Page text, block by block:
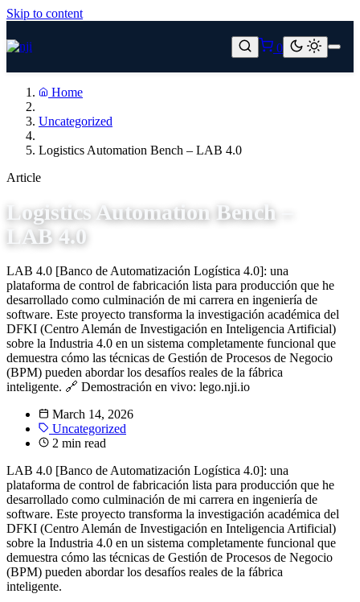
Skip to content
0
Home
Uncategorized
Logistics Automation Bench – LAB 4.0
Article
Logistics Automation Bench –
LAB 4.0
LAB 4.0 [Banco de Automatización Logística 4.0]: una
plataforma de control de fabricación lista para producción que he
desarrollado como culminación de mi carrera en ingeniería de
software. Este proyecto transforma la investigación académica del
DFKI (Centro Alemán de Investigación en Inteligencia Artificial)
sobre la Industria 4.0 en un sistema completamente funcional que
demuestra cómo las técnicas de Gestión de Procesos de Negocio
(BPM) pueden abordar los desafíos reales de la fábrica
inteligente. 🔗 Demostración en vivo: lego.nji.io
March 14, 2026
Uncategorized
2 min read
LAB 4.0 [Banco de Automatización Logística 4.0]: una
plataforma de control de fabricación lista para producción que he
desarrollado como culminación de mi carrera en ingeniería de
software. Este proyecto transforma la investigación académica del
DFKI (Centro Alemán de Investigación en Inteligencia Artificial)
sobre la Industria 4.0 en un sistema completamente funcional que
demuestra cómo las técnicas de Gestión de Procesos de Negocio
(BPM) pueden abordar los desafíos reales de la fábrica
inteligente.